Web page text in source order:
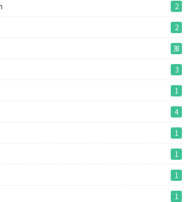
2
2
38
3
1
4
1
1
1
1